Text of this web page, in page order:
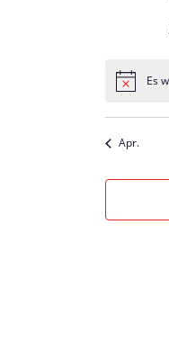
HinweisEs
Apr.